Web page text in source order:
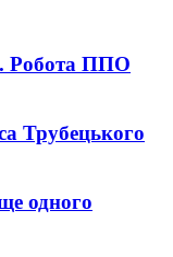
Робота ППО
Трубецького
одного